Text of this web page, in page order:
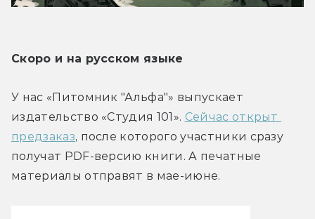
Скоро и на русском языке
У нас «Питомник "Альфа"» выпускает
издательство «Студия 101». Сейчас открыт
предзаказ, после которого участники сразу
получат PDF-версию книги. А печатные
материалы отправят в мае-июне.